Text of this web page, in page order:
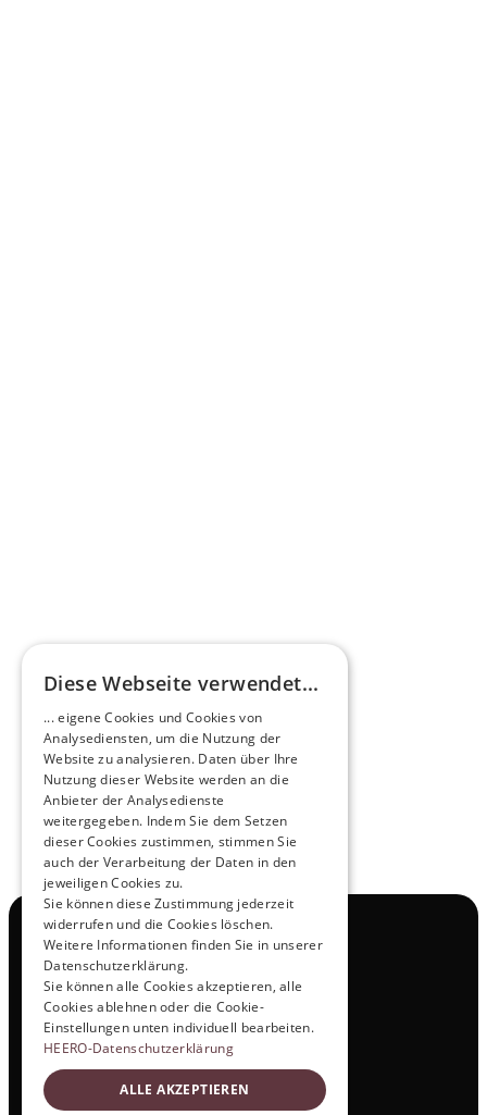
HEERO
Mehr erfahren
View All
Navigation
Kontakt
Probefahrt
Karriere
Investor Relations
Legal & Policies
Impressum
Diese Webseite verwendet...
... eigene Cookies und Cookies von
Analysediensten, um die Nutzung der
Website zu analysieren. Daten über Ihre
Nutzung dieser Website werden an die
Anbieter der Analysedienste
weitergegeben. Indem Sie dem Setzen
dieser Cookies zustimmen, stimmen Sie
auch der Verarbeitung der Daten in den
jeweiligen Cookies zu.
Sie können diese Zustimmung jederzeit
widerrufen und die Cookies löschen.
Weitere Informationen finden Sie in unserer
Datenschutzerklärung.
Sie können alle Cookies akzeptieren, alle
Cookies ablehnen oder die Cookie-
Einstellungen unten individuell bearbeiten.
HEERO-Datenschutzerklärung
ALLE AKZEPTIEREN